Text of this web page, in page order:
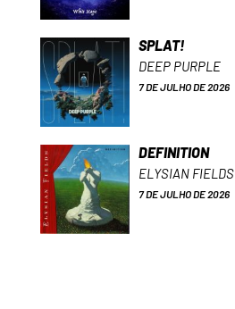
SPLAT!
DEEP PURPLE
7 DE JULHO DE 2026
DEFINITION
ELYSIAN FIELDS
7 DE JULHO DE 2026